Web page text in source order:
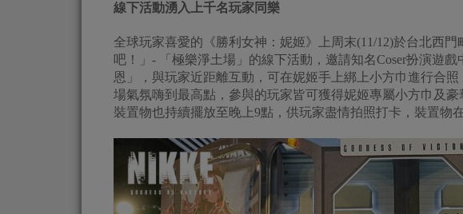
線下活動湧入上千名玩家同樂
全球玩家喜愛的《勝利女神：妮姬》上周末(11/12)於台北西
吧！」- 「極樂淨土場」的線下活動，邀請知名Coser扮演遊
恩」，與玩家近距離互動，可在妮姬手上綁上小方巾進行合
場氣氛嗨到最高點，參與的玩家皆可獲得妮姬專屬小方巾及
裝置物也持續擺放至晚上9點，供玩家盡情拍照打卡，裝置物